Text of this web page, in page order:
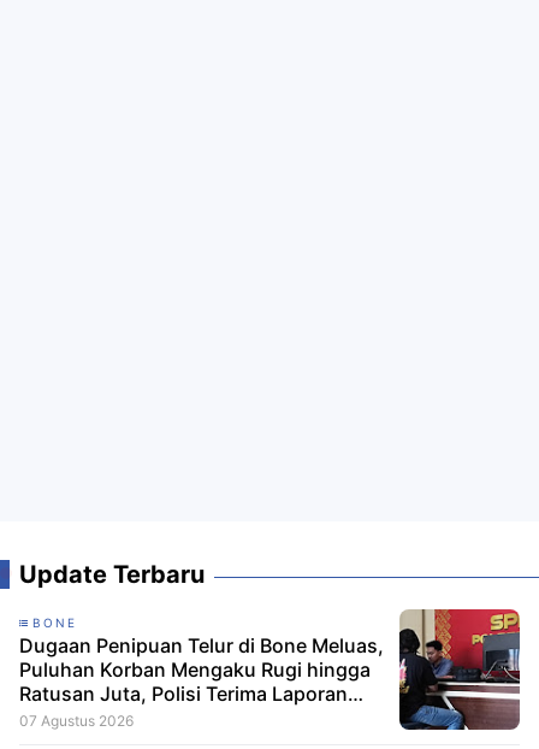
Update Terbaru
BONE
Dugaan Penipuan Telur di Bone Meluas,
Puluhan Korban Mengaku Rugi hingga
Ratusan Juta, Polisi Terima Laporan
Resmi
07 Agustus 2026